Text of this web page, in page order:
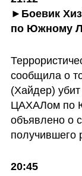
►Боевик
по Южному
сообщила о
(Хайдер) убит
ЦАХАЛом по
объявлено о
получившего
20:45